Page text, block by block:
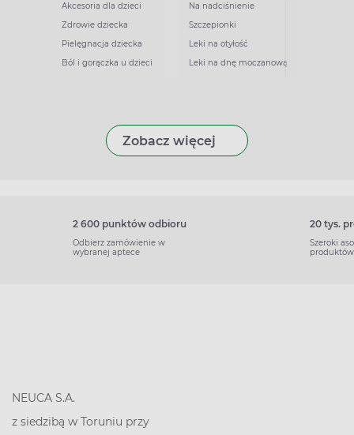
Akcesoria dla dzieci
Zdrowie dziecka
Pielęgnacja dziecka
Ból i gorączka u dzieci
Na nadciśnienie
Szczepionki
Leki na otyłość
Leki na dnę moczanową
Zobacz więcej
2 600 punktów odbioru
Odbierz zamówienie w
wybranej aptece
20 tys.
Szeroki
produktów
NEUCA S.A.
z siedzibą w Toruniu przy